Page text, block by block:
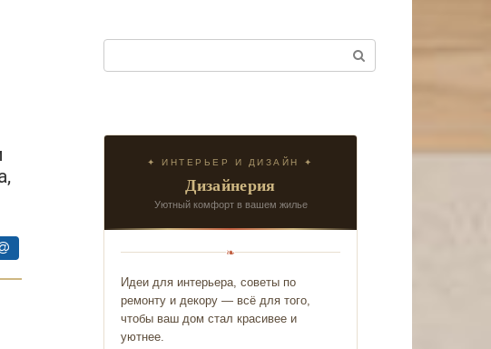
✦ ИНТЕРЬЕР И ДИЗАЙН ✦
Дизайнерия
Уютный комфорт в вашем жилье
❧
Идеи для интерьера, советы по
ремонту и декору — всё для того,
чтобы ваш дом стал красивее и
уютнее.